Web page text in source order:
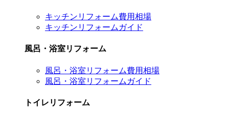
キッチンリフォーム費用相場
キッチンリフォームガイド
風呂・浴室リフォーム
風呂・浴室リフォーム費用相場
風呂・浴室リフォームガイド
トイレリフォーム